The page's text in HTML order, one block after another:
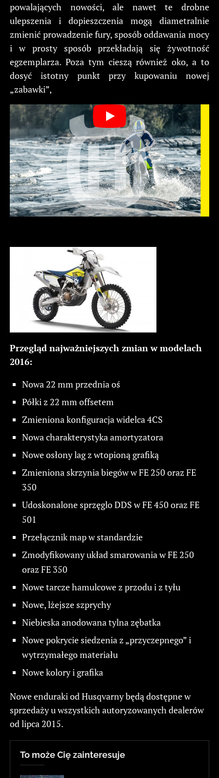
powalających nowości, ale nawet te drobne
ulepszenia i dopieszczenia mogą diametralnie
zmienić prowadzenie fury, sposób oddawania mocy
i w prosty sposób przekładają się żywotność
egzemplarza. Poza tym cieszą również oko, a to
dosyć istotny punkt przy kupowaniu nowej
„zabawki”,
Przegląd najważniejszych zmian w modelach
2016:
Nowa 22 mm przednia oś
Półki z 22 mm offsetem
Zmieniona konfiguracja widelca 4CS
Nowa charakterystyka amortyzatora
Nowe osłony lag z wtopioną grafiką
Zmieniona skrzynia biegów w FE 250 oraz FE
350
Udoskonalone sprzęglo DDS w FE 450 oraz FE
501
Przełącznik map w standardzie
Zmodyfikowany układ smarowania w FE 250
oraz FE 350
Nowe tarcze hamulcowe z przodu i z tyłu
Nowe, lżejsze szprychy
Niebieska anodowana tylna zębatka
Nowe pokrycie siedzenia z „przyczepnego” i
wytrzymałego materiału
Nowe kolory i grafika
Nowe enduraki od Husqvarny będą dostępne w
sprzedaży u wszystkich autoryzowanych dealerów
od lipca 2015.
To może Cię zainteresuje